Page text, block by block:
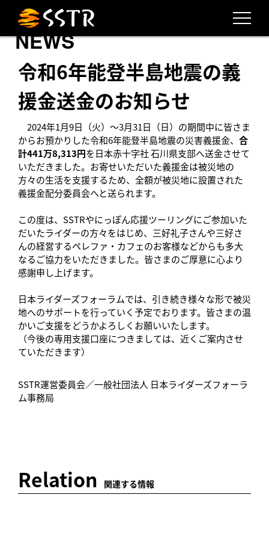
NEWS
令和6年能登半島地震の義
援金送金のお知らせ
2024年1月9日（火）～3月31日（日）の期間中に皆さま
からお預かりした令和6年能登半島地震の災害義援金、 合
計441万8,313円を日本赤十字社 石川県支部へ送金させて
いただきました。お寄せいただいた義援金は被災地の
方々の生活を支援するため、全額が被災地に設置された
義援金配分委員会へと送られます。
この度は、SSTRやにっぽん応援ツーリングにご参加いた
だいたライダーの方々をはじめ、三好礼子さんや三好さ
んの経営するペレファ・カフェのお客様などからも多大
なるご協力をいただきました。皆さまのご厚意に心より
感謝申し上げます。
日本ライダーズフォーラムでは、引き続き様々な形で被災
地へのサポートを行っていく予定でおります。皆さまの温
かいご支援をどうかよろしくお願いいたします。
（今後の専用支援口座につきましては、近くご案内させ
ていただきます）
SSTR運営委員会／一般社団法人 日本ライダーズフォーラ
ム事務局
Relation 関連する情報